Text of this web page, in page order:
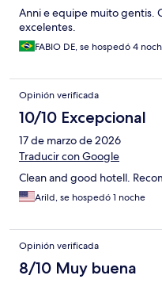
Anni e equipe muito gentis.
excelentes.
FABIO DE, se hospedó 4
Opinión verificada
10/10 Excepcional
17 de marzo de 2026
Traducir con Google
Clean and good hotell.
Arild, se hospedó 1 noche
Opinión verificada
8/10 Muy buena